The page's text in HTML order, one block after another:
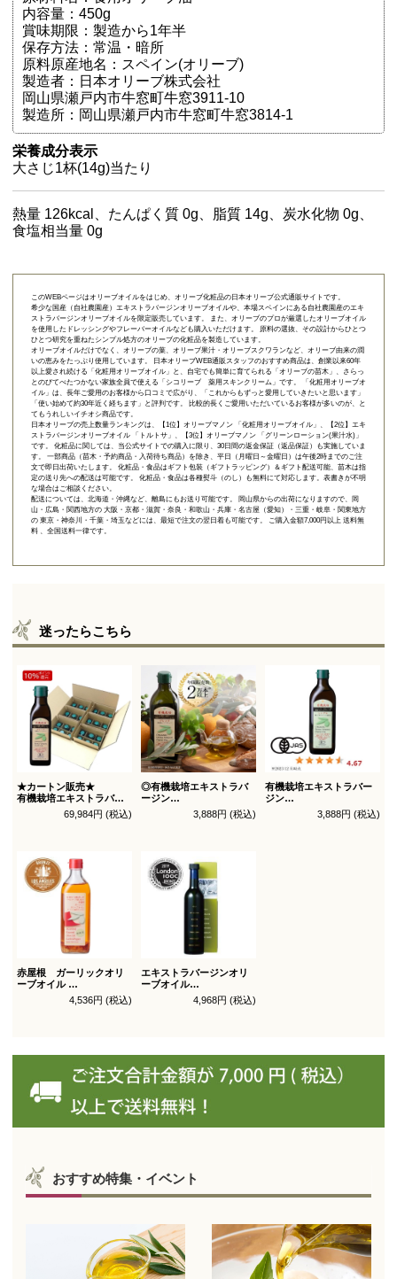
内容量：450g
賞味期限：製造から1年半
保存方法：常温・暗所
原料原産地名：スペイン(オリーブ)
製造者：日本オリーブ株式会社
岡山県瀬戸内市牛窓町牛窓3911-10
製造所：岡山県瀬戸内市牛窓町牛窓3814-1
栄養成分表示
大さじ1杯(14g)当たり
熱量 126kcal、たんぱく質 0g、脂質 14g、炭水化物 0g、
食塩相当量 0g
このWEBページはオリーブオイルをはじめ、オリーブ化粧品の日本オリーブ公式通販サイトです。
希少な国産（自社農園産）エキストラバージンオリーブオイルや、本場スペインにある自社農園産のエキ
ストラバージンオリーブオイルを限定販売しています。 また、オリーブのプロが厳選したオリーブオイル
を使用したドレッシングやフレーバーオイルなども購入いただけます。 原料の選抜、その設計からひとつ
ひとつ研究を重ねたシンプル処方のオリーブの化粧品を製造しています。
オリーブオイルだけでなく、オリーブの葉、オリーブ果汁・オリーブスクワランなど、オリーブ由来の潤
いの恵みをたっぷり使用しています。 日本オリーブWEB通販スタッフのおすすめ商品は、創業以来60年
以上愛され続ける「化粧用オリーブオイル 」と、自宅でも簡単に育てられる「オリーブの苗木 」、さらっ
とのびてべたつかない家族全員で使える「 シコリーブ 薬用スキンクリーム 」です。 「化粧用オリーブオ
イル」は、長年ご愛用のお客様から口コミで広がり、「これからもずっと愛用していきたいと思います」
「使い始めて約30年近く経ちます」と評判です。 比較的長くご愛用いただいているお客様が多いのが、と
てもうれしいイチオシ商品です。
日本オリーブの売上数量ランキングは、【1位】オリーブマノン 「化粧用オリーブオイル 」、【2位】
エキ
ストラバージンオリーブオイル 「トルトサ」
、【3位】 オリーブマノン 「グリーンローション(果汁水)」
です。 化粧品に関しては、当公式サイトでの購入に限り、 30日間の返金保証（返品保証）
も実施していま
す。 一部商品（苗木・予約商品・入荷待ち商品）を除き、平日（月曜日～金曜日）は午後2時までのご注
文で即日出荷いたします。 化粧品・食品はギフト包装（ギフトラッピング）＆ギフト配送可能、苗木は指
定の送り先への配送は可能です。 化粧品・食品は各種熨斗（のし）も無料にて対応します。表書きが不明
な場合はご相談ください。
配送については、北海道・沖縄など、離島にもお送り可能です。 岡山県からの出荷になりますので、岡
山・広島・関西地方の 大阪・京都・滋賀・奈良・和歌山・兵庫・名古屋（愛知）・三重・岐阜・関東地方
の 東京・神奈川・千葉・埼玉などには、最短で注文の翌日着も可能です。 ご購入金額7,000円以上 送料無
料 、全国送料一律です。
迷ったらこちら
★カートン販売★
有機栽培エキストラバー
オリーブオイル ブレンド
69,984円 (税込)
◎有機栽培エキストラバ
ージン
オリーブオイル ブレンド
3,888円 (税込)
有機栽培エキストラバー
ジン
オリーブオイル シングル
3,888円 (税込)
赤屋根 ガーリックオリ
ーブオイル
4,536円 (税込)
エキストラバージンオリ
ーブオイル
トルトサ 450g 1本箱入
（スペイン自社農園産）
4,968円 (税込)